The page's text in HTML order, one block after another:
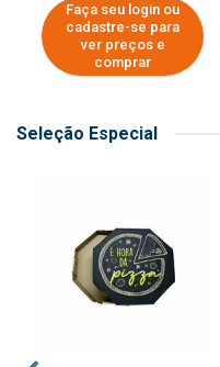
Faça seu login ou
cadastre-se para
ver preços e
comprar
Seleção Especial